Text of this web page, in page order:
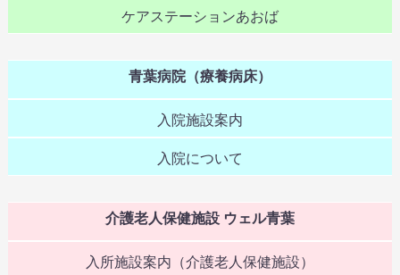
ケアステーションあおば
青葉病院（療養病床）
入院施設案内
入院について
介護老人保健施設 ウェル青葉
入所施設案内（介護老人保健施設）